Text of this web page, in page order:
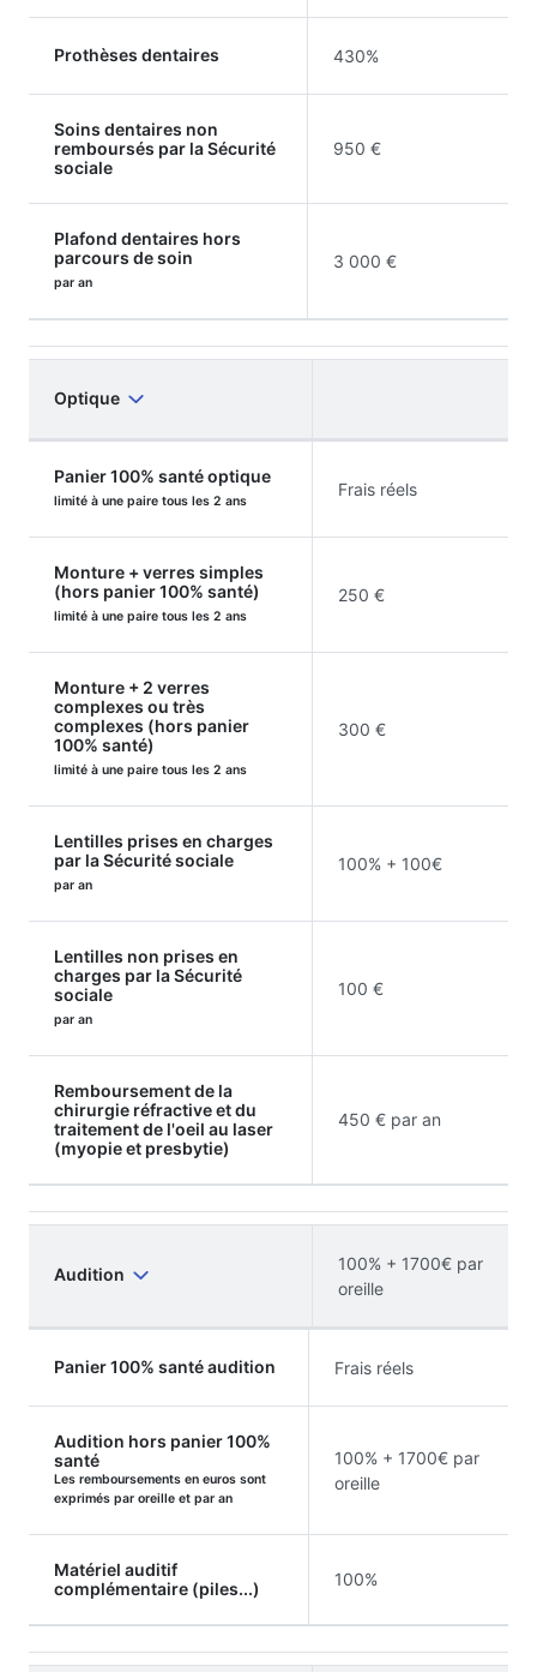
Prothèses dentaires 430%
Soins dentaires non
remboursés par la Sécurité
sociale
950 €
Plafond dentaires hors
parcours de soin
par an
3 000 €
Optique
Panier 100% santé optique
limité à une paire tous les 2 ans
Frais réels
Monture + verres simples
(hors panier 100% santé)
limité à une paire tous les 2 ans
250 €
Monture + 2 verres
complexes ou très
complexes (hors panier
100% santé)
limité à une paire tous les 2 ans
300 €
Lentilles prises en charges
par la Sécurité sociale
par an
100% + 100€
Lentilles non prises en
charges par la Sécurité
sociale
par an
100 €
Remboursement de la
chirurgie réfractive et du
traitement de l'oeil au laser
(myopie et presbytie)
450 € par an
Audition
100% + 1700€ par
oreille
Panier 100% santé audition Frais réels
Audition hors panier 100%
santé
Les remboursements en euros sont
exprimés par oreille et par an
100% + 1700€ par
oreille
Matériel auditif
complémentaire (piles...)
100%